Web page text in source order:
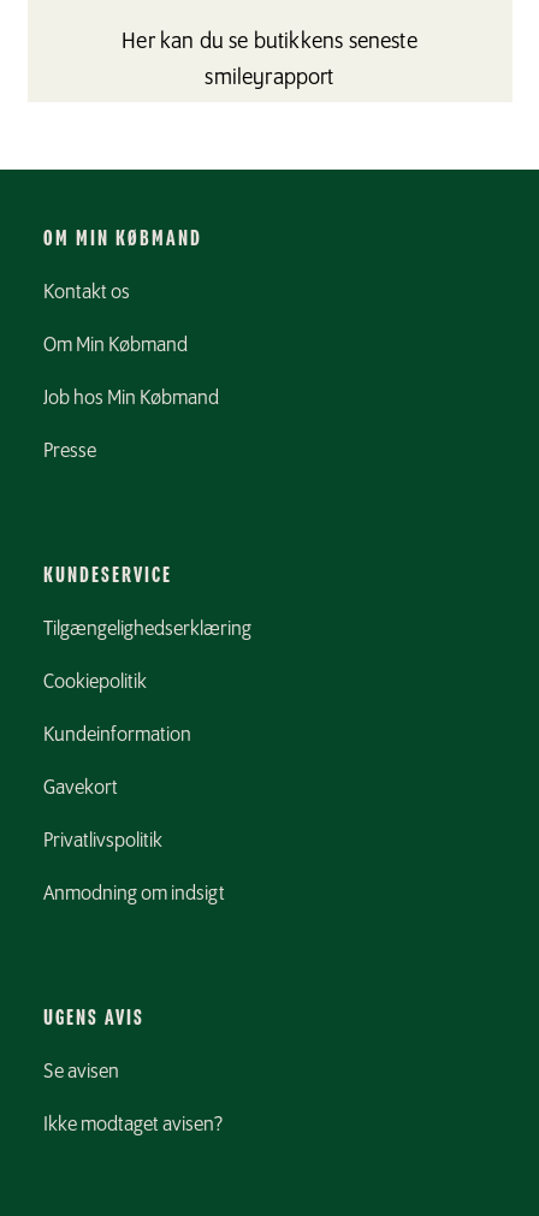
Her kan du se butikkens seneste
smileyrapport
OM MIN KØBMAND
Kontakt os
Om Min Købmand
Job hos Min Købmand
Presse
KUNDESERVICE
Tilgængelighedserklæring
Cookiepolitik
Kundeinformation
Gavekort
Privatlivspolitik
Anmodning om indsigt
UGENS AVIS
Se avisen
Ikke modtaget avisen?